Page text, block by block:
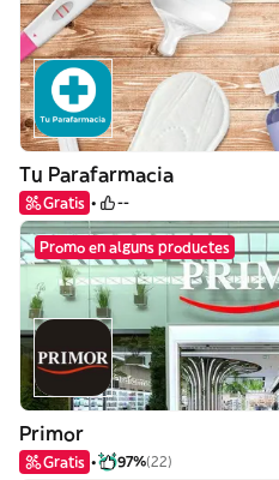
Tu Parafarmacia
Gratis --
Promo en alguns productes
Primor
Gratis 97%(22)